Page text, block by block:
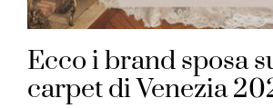
Ecco i brand sposa
carpet di Venezia